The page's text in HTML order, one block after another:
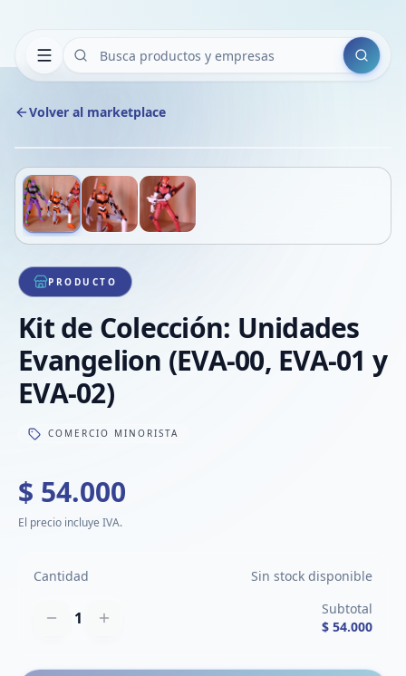
Buscar
Volver al marketplace
1/3
PRODUCTO
Kit de Colección: Unidades
Evangelion (EVA-00, EVA-01 y
EVA-02)
COMERCIO MINORISTA
$ 54.000
El precio incluye IVA.
Cantidad Sin stock disponible
1
Subtotal
$ 54.000